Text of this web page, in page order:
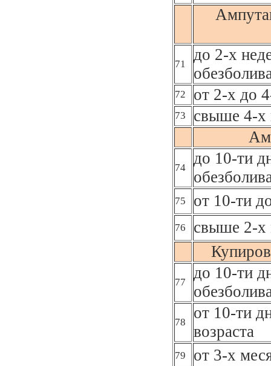
71
до 2-х
72 от 2-х до
73
свыше 4-х
74
до 10-ти
75 от 10-ти
76
свыше 2-х
77
до 10-ти
78
от 10-ти
возраста
79
от 3-х